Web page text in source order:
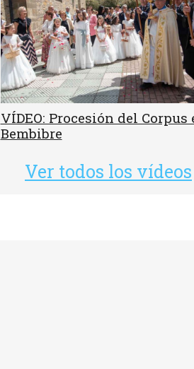
VÍDEO: Procesión del Corpus
Bembibre
Ver todos los vídeos